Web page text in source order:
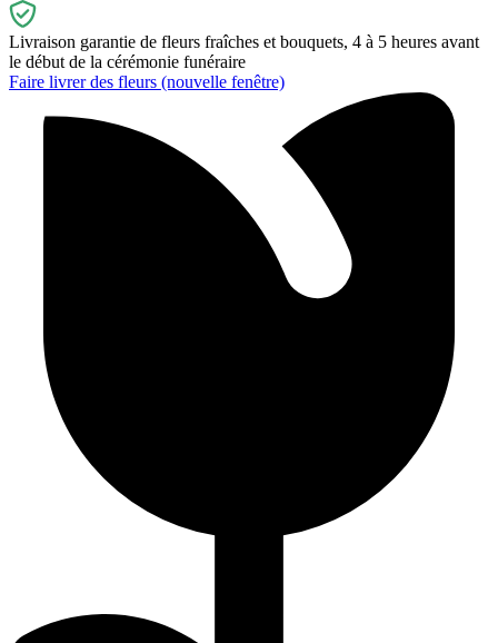
Livraison garantie de fleurs fraîches et bouquets, 4 à 5 heures avant
le début de la cérémonie funéraire
Faire livrer des fleurs (nouvelle fenêtre)